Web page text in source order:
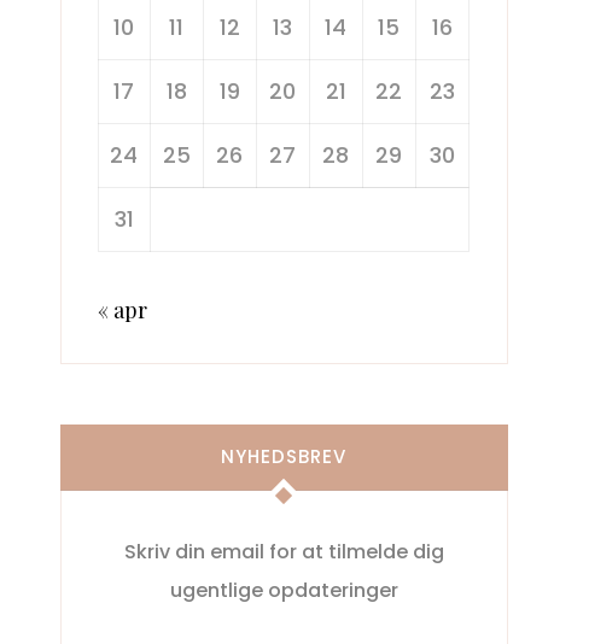
10 11 12 13 14 15 16
17 18 19 20 21 22 23
24 25 26 27 28 29 30
31
« apr
NYHEDSBREV
Skriv din email for at tilmelde dig
ugentlige opdateringer